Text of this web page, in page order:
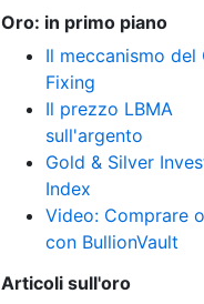
Oro: in primo piano
Il meccanismo del
Fixing
Il prezzo LBMA
sull'argento
Gold & Silver
Index
Video: Comprare
con BullionVault
Articoli sull'oro